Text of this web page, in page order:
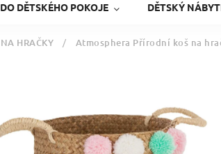
DĚTSKÉHO POKOJE DĚTSKÝ
HRAČKY / Atmosphera Přírodní koš na